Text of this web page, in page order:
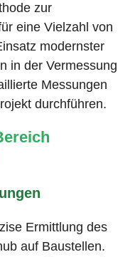
zur
eine Vielzahl von
modernster
in der Vermessung
Messungen
durchführen.
Ermittlung des
auf Baustellen.